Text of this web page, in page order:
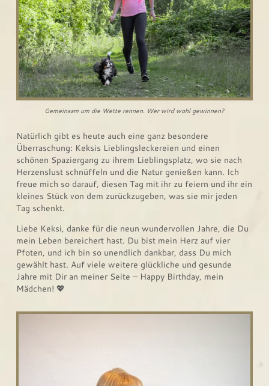
Gemeinsam um die Wette rennen. Wer wird wohl gewinnen?
Natürlich gibt es heute auch eine ganz besondere
Überraschung: Keksis Lieblingsleckereien und einen
schönen Spaziergang zu ihrem Lieblingsplatz, wo sie nach
Herzenslust schnüffeln und die Natur genießen kann. Ich
freue mich so darauf, diesen Tag mit ihr zu feiern und ihr ein
kleines Stück von dem zurückzugeben, was sie mir jeden
Tag schenkt.
Liebe Keksi, danke für die neun wundervollen Jahre, die Du
mein Leben bereichert hast. Du bist mein Herz auf vier
Pfoten, und ich bin so unendlich dankbar, dass Du mich
gewählt hast. Auf viele weitere glückliche und gesunde
Jahre mit Dir an meiner Seite – Happy Birthday, mein
Mädchen! 💖